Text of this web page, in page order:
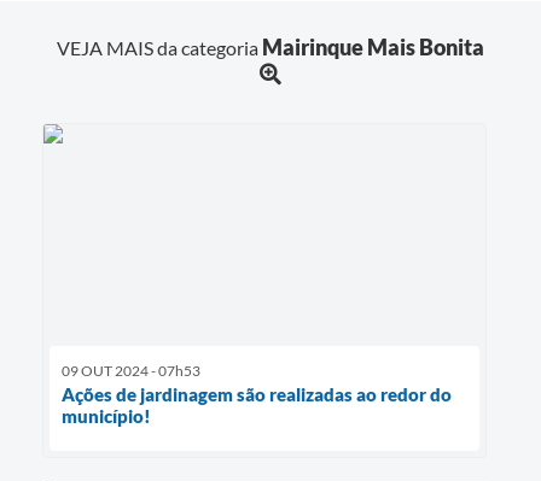
VEJA MAIS da categoria Mairinque Mais Bonita
09 OUT 2024 - 07h53
Ações de jardinagem são realizadas ao redor do
município!